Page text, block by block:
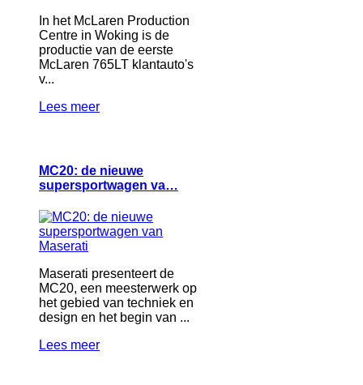
In het McLaren Production
Centre in Woking is de
productie van de eerste
McLaren 765LT klantauto's
v...
Lees meer
MC20: de nieuwe
supersportwagen va…
Maserati presenteert de
MC20, een meesterwerk op
het gebied van techniek en
design en het begin van ...
Lees meer